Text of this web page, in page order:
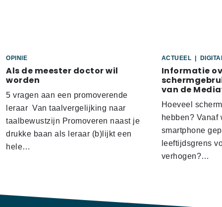
OPINIE
Als de meester doctor wil
worden
5 vragen aan een promoverende
leraar Van taalvergelijking naar
taalbewustzijn Promoveren naast je
drukke baan als leraar (b)lijkt een
hele…
ACTUEEL
Informatie
van de
Hoeveel
hebben?
smartphone
leeftijdsgrens
verhogen?…